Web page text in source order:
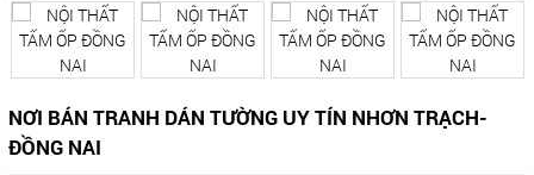
NƠI BÁN TRANH DÁN TƯỜNG UY TÍN NHƠN TRẠCH-
ĐỒNG NAI